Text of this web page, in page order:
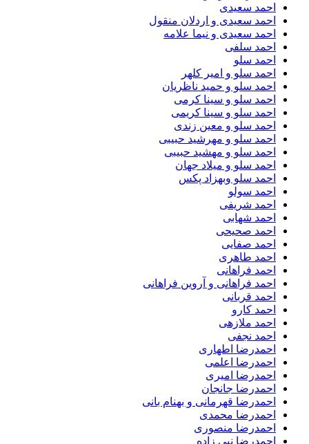
احمد سعیدی
احمد سعیدی و اردلان منقول
احمد سعیدی و نیما علامه
احمد سلفی
احمد سلو
احمد سلو و امیر کلهر
احمد سلو و حمید ناظریان
احمد سلو و سینا کرمی
احمد سلو و سینا کریمی
احمد سلو و معین زندی
احمد سلو و مهرشید حبیبی
احمد سلو و مهشید حبیبی
احمد سلو و میلاد جهان
احمد سلو وبهزاد پکس
احمد سولو
احمد شریفی
احمد شهابی
احمد صحیحی
احمد صفایی
احمد طاهری
احمد فراهانی
احمد فراهانی و آروین فراهانی
احمد قربانی
احمد کارو
احمد ملازهی
احمد نجفی
احمدرضا اطهاری
احمدرضا اعلمی
احمدرضا امیری
احمدرضا جانجان
احمدرضا قهرمانی و بهنام بانی
احمدرضا محمدی
احمدرضا منصوری
احمدرضا نبی زاده